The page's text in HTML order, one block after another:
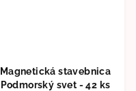
Magnetická stavebnica
Podmorský svet - 42 ks